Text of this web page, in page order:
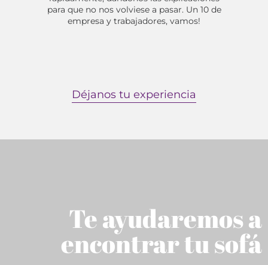
para que no nos volviese a pasar. Un 10 de
empresa y trabajadores, vamos!
Déjanos tu experiencia
Te ayudaremos a
encontrar tu sofá